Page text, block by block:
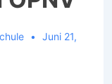
Juni 21,